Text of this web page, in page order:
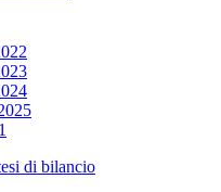
di bilancio